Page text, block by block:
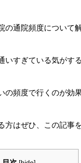
の通院頻度について
いすぎている気がす
の頻度で行くのが効
方はぜひ、この記事